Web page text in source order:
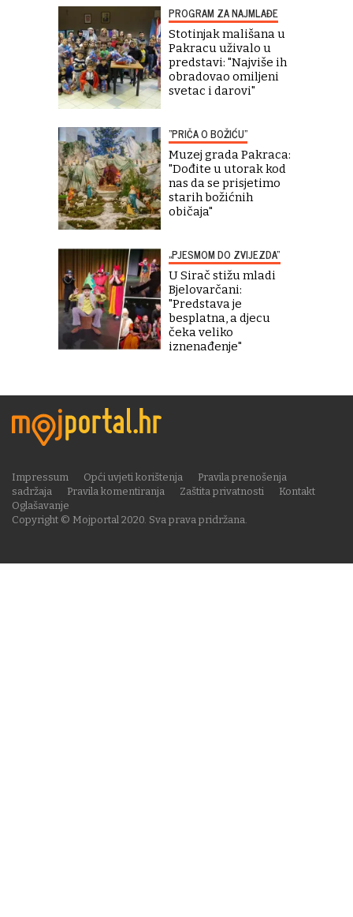
PROGRAM ZA NAJMLAĐE
Stotinjak mališana u
Pakracu uživalo u
predstavi: "Najviše ih
obradovao omiljeni
svetac i darovi"
"PRIČA O BOŽIĆU"
Muzej grada Pakraca:
"Dođite u utorak kod
nas da se prisjetimo
starih božićnih
običaja"
„PJESMOM DO ZVIJEZDA“
U Sirač stižu mladi
Bjelovarčani:
"Predstava je
besplatna, a djecu
čeka veliko
iznenađenje"
Copyright © Mojportal 2020. Sva prava pridržana.
Impressum Opći uvjeti korištenja
Pravila prenošenja
sadržaja
Pravila komentiranja Zaštita privatnosti
Kontakt
Oglašavanje